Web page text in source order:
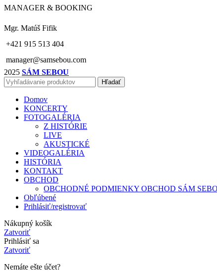
MANAGER & BOOKING
Mgr. Matúš Fifik
+421 915 513 404
manager@samsebou.com
2025 SÁM SEBOU
Hľadať
Domov
KONCERTY
FOTOGALÉRIA
Z HISTÓRIE
LIVE
AKUSTICKÉ
VIDEOGALÉRIA
HISTÓRIA
KONTAKT
OBCHOD
OBCHODNÉ PODMIENKY OBCHOD SÁM
Obľúbené
Prihlásiť/registrovať
Nákupný košík
Zatvoriť
Prihlásiť sa
Zatvoriť
Nemáte ešte účet?